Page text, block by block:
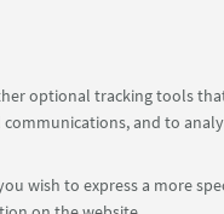
optional tracking tools
and to
wish to express a more